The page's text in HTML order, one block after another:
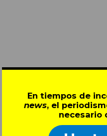
En tiempos de
news, el
necesario